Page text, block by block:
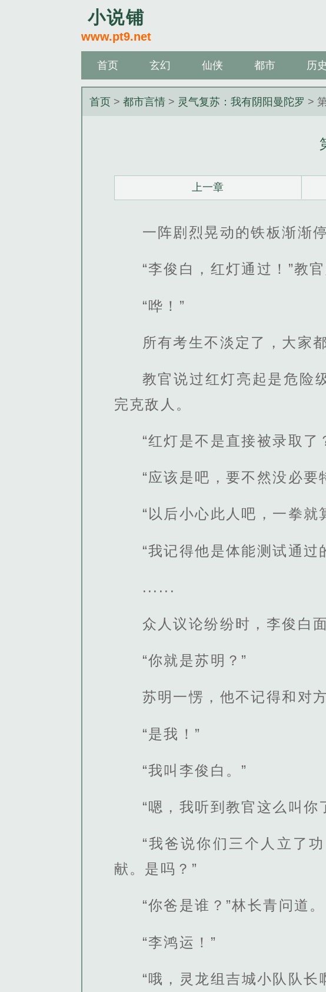
小说铺
www.pt9.net
首页 玄幻 仙侠 都市 历史
首页 >都市言情 > 灵气复苏：我有阴阳曼陀罗 >
上一章
一阵剧烈晃动的铁板渐渐
“李俊白，红灯通过！”教
“哗！”
所有考生不淡定了，大家
教官说过红灯亮起是危险
完克敌人。
“红灯是不是直接被录取了
“应该是吧，要不然没必
“以后小心此人吧，一拳就
“我记得他是体能测试通
......
众人议论纷纷时，李俊白
“你就是苏明？”
苏明一愣，他不记得和对
“是我！”
“我叫李俊白。”
“嗯，我听到教官这么叫你
“我爸说你们三个人立了
献。是吗？”
“你爸是谁？”林长青问道。
“李鸿运！”
“哦，灵龙组吉城小队队